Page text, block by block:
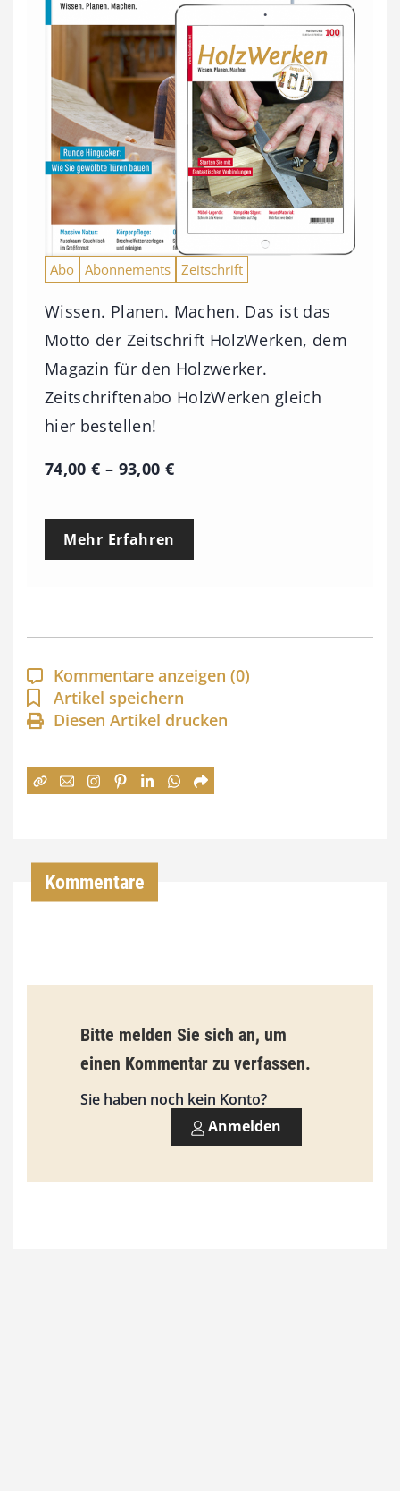
Abo Abonnements Zeitschrift
Wissen. Planen. Machen. Das ist das
Motto der Zeitschrift HolzWerken, dem
Magazin für den Holzwerker.
Zeitschriftenabo HolzWerken gleich
hier bestellen!
74,00€ – 93,00 €P
e
p
a
n
n
:
€
i
s
9
0
Mehr Erfahren
Kommentare anzeigen (0)
Artikel speichern
Diesen Artikel drucken
Kommentare
Bitte melden Sie sich an, um
einen Kommentar zu verfassen.
Sie haben noch kein Konto?
Anmelden